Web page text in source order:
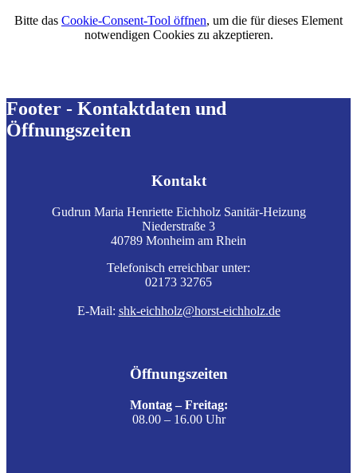
Bitte das Cookie-Consent-Tool öffnen, um die für dieses Element
notwendigen Cookies zu akzeptieren.
Footer - Kontaktdaten und
Öffnungszeiten
Kontakt
Gudrun Maria Henriette Eichholz Sanitär-Heizung
Niederstraße 3
40789 Monheim am Rhein
Telefonisch erreichbar unter:
02173 32765
E-Mail: shk-eichholz@horst-eichholz.de
Öffnungszeiten
Montag – Freitag:
08.00 – 16.00 Uhr